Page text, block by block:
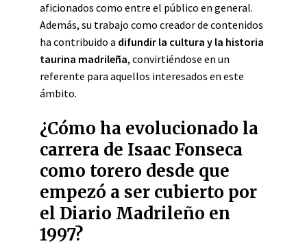
aficionados como entre el público en general.
Además, su trabajo como creador de contenidos
ha contribuido a difundir la cultura y la historia
taurina madrileña, convirtiéndose en un
referente para aquellos interesados en este
ámbito.
¿Cómo ha evolucionado la
carrera de Isaac Fonseca
como torero desde que
empezó a ser cubierto por
el Diario Madrileño en
1997?